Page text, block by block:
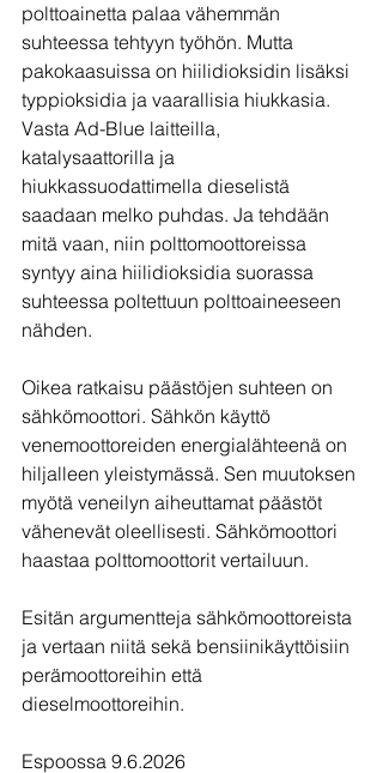
polttoainetta palaa vähemmän
suhteessa tehtyyn työhön. Mutta
pakokaasuissa on hiilidioksidin lisäksi
typpioksidia ja vaarallisia hiukkasia.
Vasta Ad-Blue laitteilla,
katalysaattorilla ja
hiukkassuodattimella dieselistä
saadaan melko puhdas. Ja tehdään
mitä vaan, niin polttomoottoreissa
syntyy aina hiilidioksidia suorassa
suhteessa poltettuun polttoaineeseen
nähden.
Oikea ratkaisu päästöjen suhteen on
sähkömoottori. Sähkön käyttö
venemoottoreiden energialähteenä on
hiljalleen yleistymässä. Sen muutoksen
myötä veneilyn aiheuttamat päästöt
vähenevät oleellisesti. Sähkömoottori
haastaa polttomoottorit vertailuun.
Esitän argumentteja sähkömoottoreista
ja vertaan niitä sekä bensiinikäyttöisiin
perämoottoreihin että
dieselmoottoreihin.
Espoossa 9.6.2026